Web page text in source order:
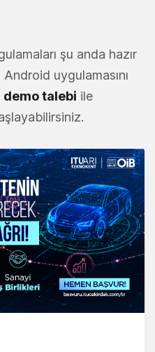
şu anda hazır
uygulamasını
demo talebi ile